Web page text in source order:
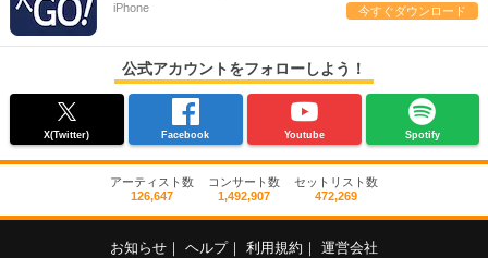
iPhone 今すぐダウンロード
公式アカウントをフォローしよう！
X(Twitter) Facebook Youtube Spotify
アーティスト数
126,647
コンサート数
1,492,907
セットリスト数
472,269
お知らせ ヘルプ 利用規約
運営会社